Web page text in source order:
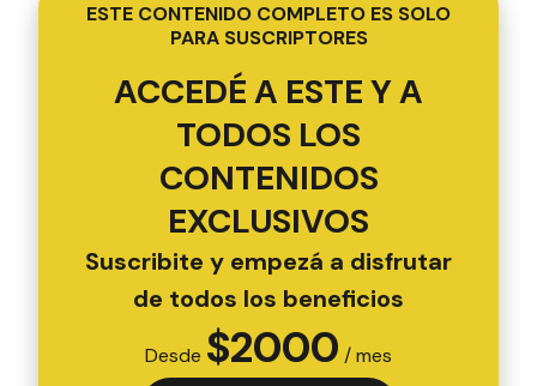
ESTE CONTENIDO COMPLETO ES SOLO
PARA SUSCRIPTORES
ACCEDÉ A ESTE Y A
TODOS LOS
CONTENIDOS
EXCLUSIVOS
Suscribite y empezá a disfrutar
de todos los beneficios
Desde $2000 / mes